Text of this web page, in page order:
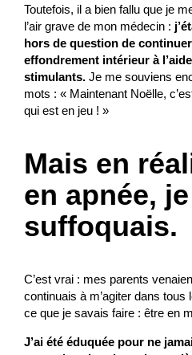
Toutefois, il a bien fallu que je
l’air grave de mon médecin :
hors de question de
effondrement intérieur à
stimulants. Je me souviens
mots : « Maintenant Noëlle,
qui est en jeu ! »
Mais en
en apnée, je
suffoquais.
C’est vrai : mes parents
continuais à m’agiter dans tous
ce que je savais faire : être en
J’ai été éduquée pour ne